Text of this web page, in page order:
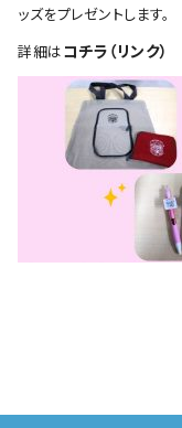
DRP医療情報館とは?
会社概要
ッズをプレゼントします。
詳細は コチラ（リンク）